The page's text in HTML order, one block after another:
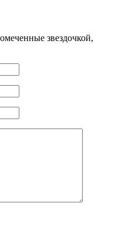
звездочкой,